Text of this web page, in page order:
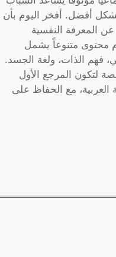
أفضل. أفخر اليوم بأن
المعرفة النفسية
محتوى متنوعاً يشمل
فهم الذات، ولغة الجسد.
لتكون المرجع الأول
العربية، مع الحفاظ على